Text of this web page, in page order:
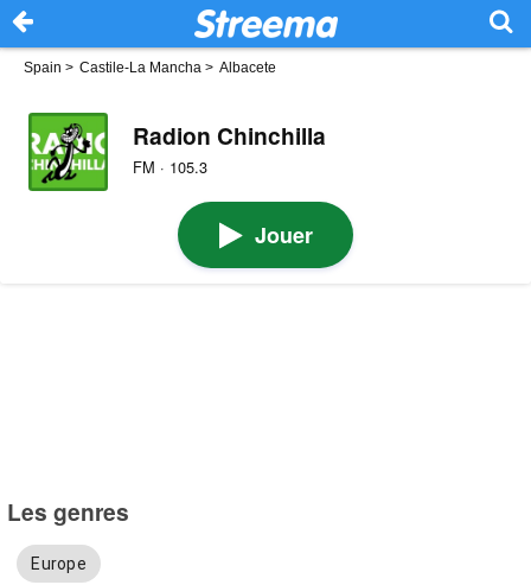
Spain > Castile-La Mancha > Albacete
Radion Chinchilla
FM · 105.3
Jouer
Les genres
Europe